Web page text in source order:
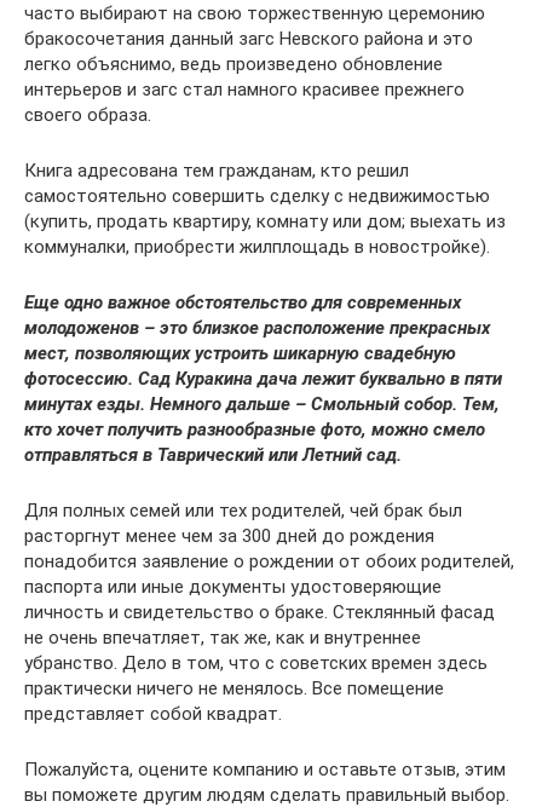
часто выбирают на свою торжественную церемонию
бракосочетания данный загс Невского района и это
легко объяснимо, ведь произведено обновление
интерьеров и загс стал намного красивее прежнего
своего образа.
Книга адресована тем гражданам, кто решил
самостоятельно совершить сделку с недвижимостью
(купить, продать квартиру, комнату или дом; выехать из
коммуналки, приобрести жилплощадь в новостройке).
Еще одно важное обстоятельство для современных
молодоженов – это близкое расположение прекрасных
мест, позволяющих устроить шикарную свадебную
фотосессию. Сад Куракина дача лежит буквально в пяти
минутах езды. Немного дальше – Смольный собор. Тем,
кто хочет получить разнообразные фото, можно смело
отправляться в Таврический или Летний сад.
Для полных семей или тех родителей, чей брак был
расторгнут менее чем за 300 дней до рождения
понадобится заявление о рождении от обоих родителей,
паспорта или иные документы удостоверяющие
личность и свидетельство о браке. Стеклянный фасад
не очень впечатляет, так же, как и внутреннее
убранство. Дело в том, что с советских времен здесь
практически ничего не менялось. Все помещение
представляет собой квадрат.
Пожалуйста, оцените компанию и оставьте отзыв, этим
вы поможете другим людям сделать правильный выбор.